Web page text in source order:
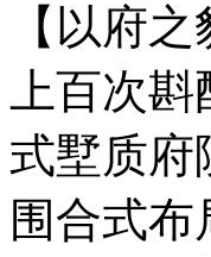
【以府
上百次
式墅质府
围合式